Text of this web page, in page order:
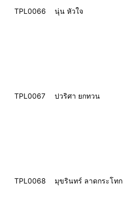
TPL0066 นุ่น หัวใจ
TPL0067 ปวริศา ยกทวน
TPL0068 มุขรินทร์ ลาดกระโทก